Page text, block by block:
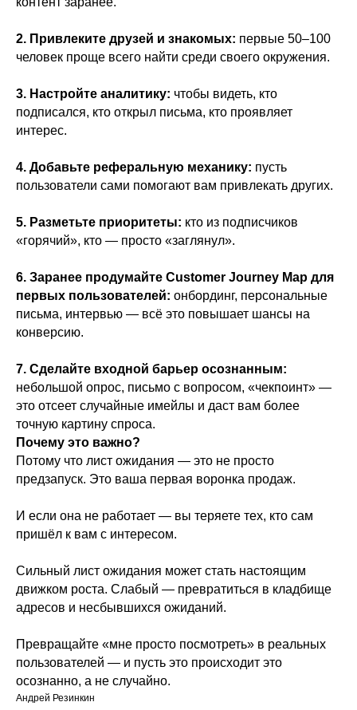
2. Привлеките друзей и знакомых: первые 50–100
человек проще всего найти среди своего окружения.
3. Настройте аналитику: чтобы видеть, кто
подписался, кто открыл письма, кто проявляет
интерес.
4. Добавьте реферальную механику: пусть
пользователи сами помогают вам привлекать других.
5. Разметьте приоритеты: кто из подписчиков
«горячий», кто — просто «заглянул».
6. Заранее продумайте Customer Journey Map для
первых пользователей: онбординг, персональные
письма, интервью — всё это повышает шансы на
конверсию.
7. Сделайте входной барьер осознанным:
небольшой опрос, письмо с вопросом, «чекпоинт» —
это отсеет случайные имейлы и даст вам более
точную картину спроса.
Почему это важно?
Потому что лист ожидания — это не просто
предзапуск. Это ваша первая воронка продаж.
И если она не работает — вы теряете тех, кто сам
пришёл к вам с интересом.
Сильный лист ожидания может стать настоящим
движком роста. Слабый — превратиться в кладбище
адресов и несбывшихся ожиданий.
Превращайте «мне просто посмотреть» в реальных
пользователей — и пусть это происходит это
осознанно, а не случайно.
Андрей Резинкин